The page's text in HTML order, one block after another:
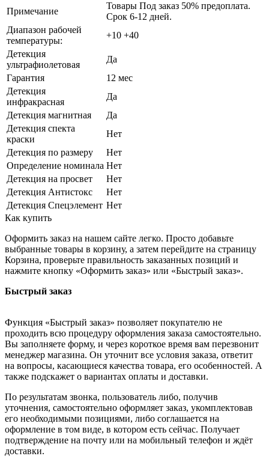
Примечание
Товары Под заказ 50% предоплата.
Срок 6-12 дней.
Диапазон рабочей
температуры:
+10 +40
Детекция
ультрафиолетовая
Да
Гарантия
12 мес
Детекция
инфракрасная
Да
Детекция магнитная
Да
Детекция спекта
краски
Нет
Детекция по размеру
Нет
Определение номинала Нет
Детекция на просвет
Нет
Детекция Антистокс
Нет
Детекция Спецэлемент Нет
Как купить
Оформить заказ на нашем сайте легко. Просто добавьте
выбранные товары в корзину, а затем перейдите на страницу
Корзина, проверьте правильность заказанных позиций и
нажмите кнопку «Оформить заказ» или «Быстрый заказ».
Быстрый заказ
Функция «Быстрый заказ» позволяет покупателю не
проходить всю процедуру оформления заказа самостоятельно.
Вы заполняете форму, и через короткое время вам перезвонит
менеджер магазина. Он уточнит все условия заказа, ответит
на вопросы, касающиеся качества товара, его особенностей. А
также подскажет о вариантах оплаты и доставки.
По результатам звонка, пользователь либо, получив
уточнения, самостоятельно оформляет заказ, укомплектовав
его необходимыми позициями, либо соглашается на
оформление в том виде, в котором есть сейчас. Получает
подтверждение на почту или на мобильный телефон и ждёт
доставки.